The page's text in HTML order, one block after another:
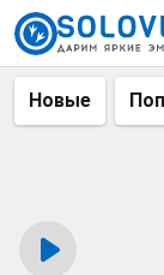
Новые